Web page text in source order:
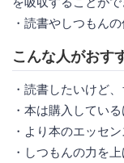
・読書やしつもん
こんな人がおす
・読書したいけど
・本は購入してい
・より本のエッセ
・しつもんの力を